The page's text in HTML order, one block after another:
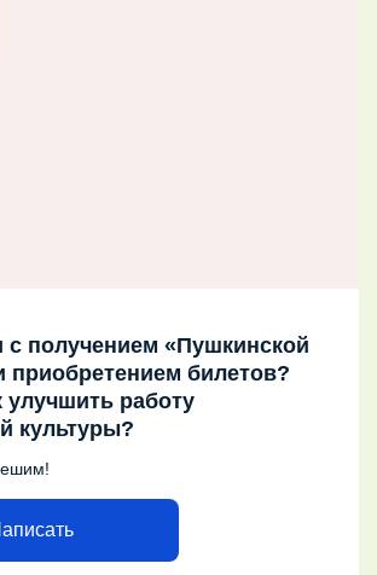
с получением «Пушкинской
приобретением билетов?
улучшить работу
культуры?